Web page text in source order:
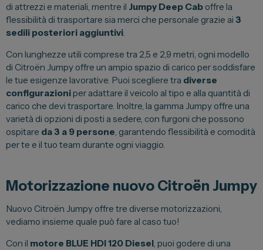
di attrezzi e materiali, mentre il Jumpy Deep Cab offre la
flessibilità di trasportare sia merci che personale grazie ai 3
sedili posteriori aggiuntivi.
Con lunghezze utili comprese tra 2,5 e 2,9 metri, ogni modello
di Citroën Jumpy offre un ampio spazio di carico per soddisfare
le tue esigenze lavorative. Puoi scegliere tra diverse
configurazioniper adattare il veicolo al tipo e alla quantità di
carico che devi trasportare. Inoltre, la gamma Jumpy offre una
varietà di opzioni di posti a sedere, con furgoni che possono
ospitare da 3 a 9 persone, garantendo flessibilità e comodità
per te e il tuo team durante ogni viaggio.
Motorizzazione nuovo Citroën Jumpy
Nuovo Citroën Jumpy offre tre diverse motorizzazioni,
vediamo insieme quale può fare al caso tuo!
Con il motore BLUE HDI 120 Diesel, puoi godere di una